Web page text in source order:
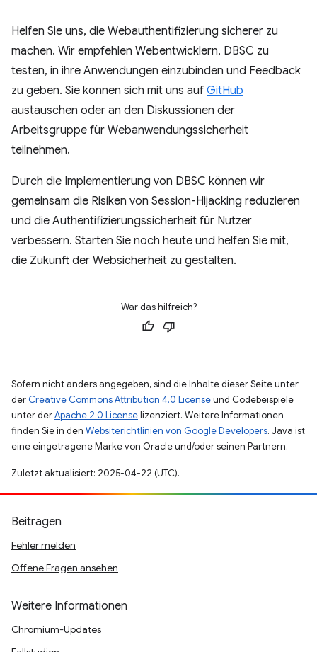
Helfen Sie uns, die Webauthentifizierung sicherer zu
machen. Wir empfehlen Webentwicklern, DBSC zu
testen, in ihre Anwendungen einzubinden und Feedback
zu geben. Sie können sich mit uns auf GitHub
austauschen oder an den Diskussionen der
Arbeitsgruppe für Webanwendungssicherheit
teilnehmen.
Durch die Implementierung von DBSC können wir
gemeinsam die Risiken von Session-Hijacking reduzieren
und die Authentifizierungssicherheit für Nutzer
verbessern. Starten Sie noch heute und helfen Sie mit,
die Zukunft der Websicherheit zu gestalten.
War das hilfreich?
Sofern nicht anders angegeben, sind die Inhalte dieser Seite unter
der Creative Commons Attribution 4.0 Licenseund Codebeispiele
unter derApache 2.0 Licenselizenziert. Weitere Informationen
finden Sie in den Websiterichtlinien von Google Developers. Java ist
eine eingetragene Marke von Oracle und/oder seinen Partnern.
Zuletzt aktualisiert: 2025-04-22 (UTC).
Beitragen
Fehler melden
Offene Fragen ansehen
Weitere Informationen
Chromium-Updates